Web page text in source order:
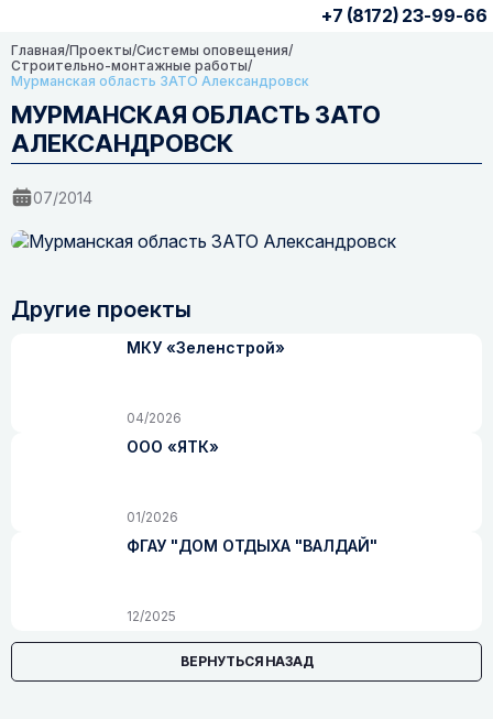
+7 (8172) 23-99-66
Главная/Проекты/Системы оповещения/
Строительно-монтажные работы/
Мурманская область ЗАТО Александровск
МУРМАНСКАЯ ОБЛАСТЬ ЗАТО
АЛЕКСАНДРОВСК
07/2014
Другие проекты
МКУ «Зеленстрой»
04/2026
ООО «ЯТК»
01/2026
ФГАУ "ДОМ ОТДЫХА "ВАЛДАЙ"
12/2025
ВЕРНУТЬСЯ НАЗАД